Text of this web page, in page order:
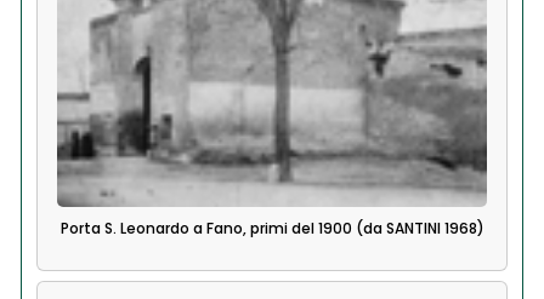
Porta S. Leonardo a Fano, primi del 1900 (da SANTINI 1968)